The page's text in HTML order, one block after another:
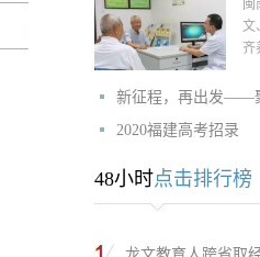
闽
文
齐
新征程，再出发——
2020福建高考招录
48小时点击排行榜